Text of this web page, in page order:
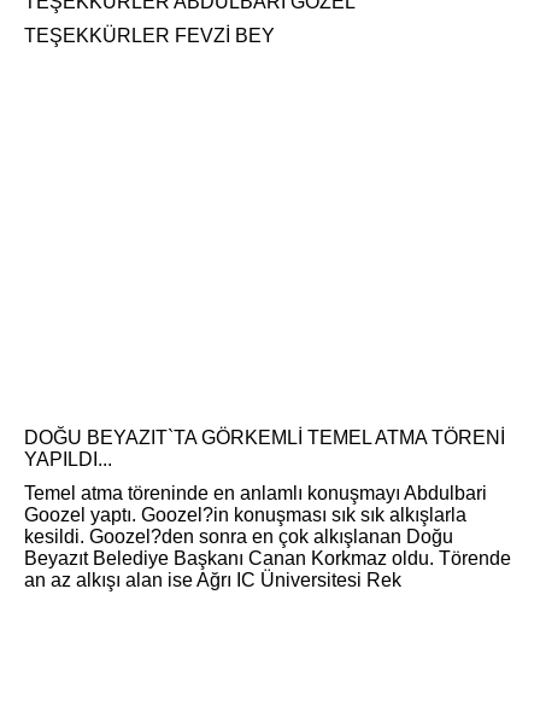
TEŞEKKÜRLER FEVZİ BEY
DOĞU BEYAZIT`TA GÖRKEMLİ TEMEL ATMA TÖRENİ
YAPILDI...
Temel atma töreninde en anlamlı konuşmayı Abdulbari
Goozel yaptı. Goozel?in konuşması sık sık alkışlarla
kesildi. Goozel?den sonra en çok alkışlanan Doğu
Beyazıt Belediye Başkanı Canan Korkmaz oldu. Törende
an az alkışı alan ise Ağrı IC Üniversitesi Rek